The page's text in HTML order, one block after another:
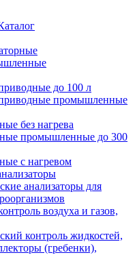
до 100 л
промышленные
без нагрева
промышленные до 300
с нагревом
анализаторы для
воздуха и газов,
контроль жидкостей,
(гребенки),